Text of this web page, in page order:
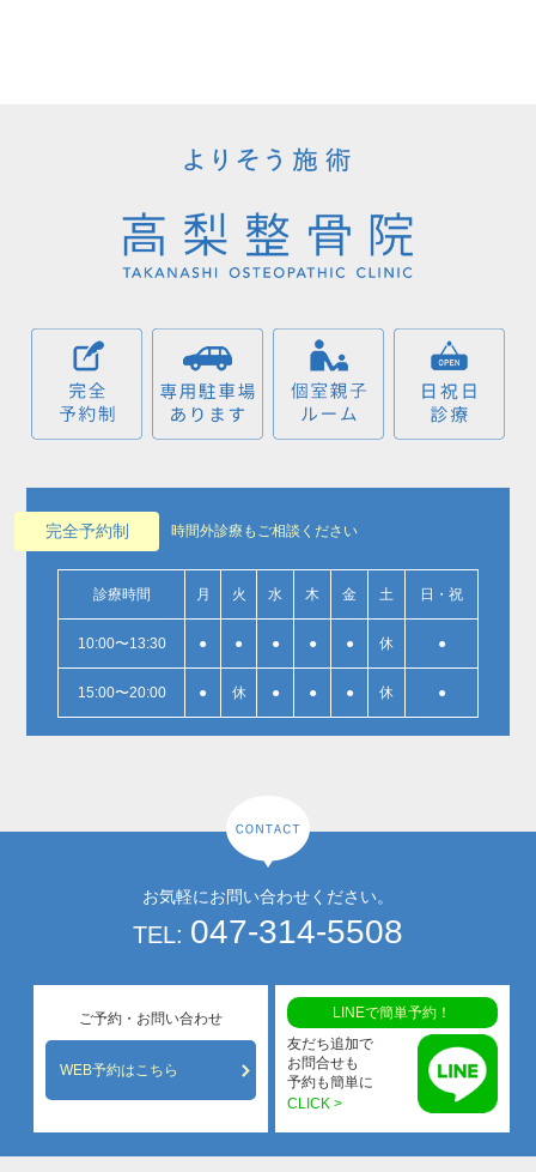
完全予約制 時間外診療もご相談ください
診療時間 月 火 水 木 金 土 日・祝
10:00〜13:30 ● ● ● ● ● 休 ●
15:00〜20:00 ● 休 ● ● ● 休 ●
お気軽にお問い合わせください。
TEL: 047-314-5508
ご予約・お問い合わせ
WEB予約はこちら
LINEで簡単予約！
友だち追加で
お問合せも
予約も簡単に
CLICK >